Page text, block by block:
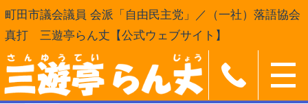
町田市議会議員 会派「自由民主党」／（一社）落語協会
真打 三遊亭らん丈【公式ウェブサイト】